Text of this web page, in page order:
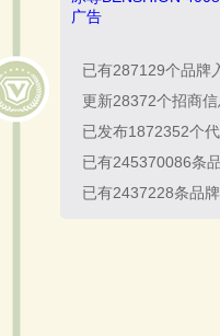
广告
已有287129个品牌
更新28372个招商信
已发布1872352个
已有245370086条
已有2437228条品